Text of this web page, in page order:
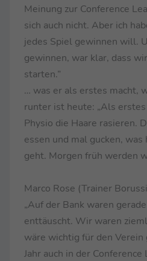
Meinung zur Conference
sich auch nicht. Aber ich
jedes Spiel gewinnen will.
gewinnen, war klar, dass
starten.”
… was er als erstes macht,
runter ist heute: „Als
Physio die Haare rasieren.
essen und mal gucken,
geht. Morgen früh werden
Marco Rose (Trainer
„Auf der Bank waren
enttäuscht. Wir waren
wäre wichtig für den Verein
Jahr auch in der